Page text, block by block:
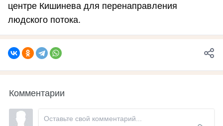
центре Кишинева для перенаправления
людского потока.
Комментарии